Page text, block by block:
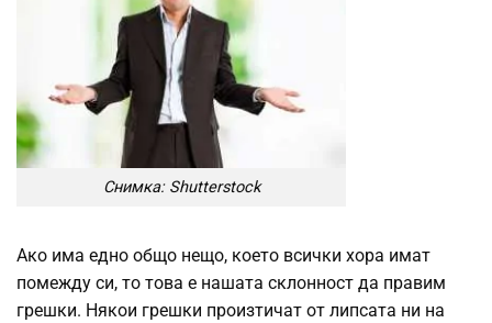
Снимка: Shutterstock
Ако има едно общо нещо, което всички хора имат
помежду си, то това е нашата склонност да правим
грешки. Някои грешки произтичат от липсата ни на